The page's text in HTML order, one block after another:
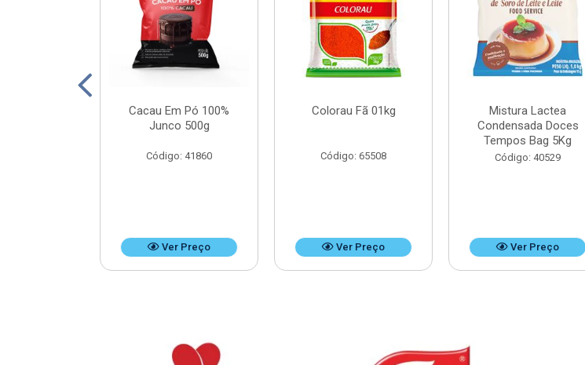
Cacau Em Pó 100%
Junco 500g
Código: 41860
Ver Preço
Colorau Fã 01kg
Código: 65508
Ver Preço
Mistura Lactea
Condensada Doces
Tempos Bag 5Kg
Código: 40529
Ver Preço